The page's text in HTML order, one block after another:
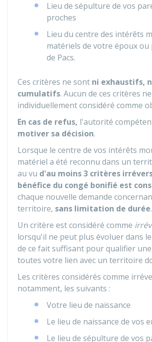
Lieu de sépulture de vos
proches
Lieu du centre des intérêts
matériels de votre époux
de Pacs.
Ces critères ne sont ni exhaustifs,
cumulatifs. Aucun de ces critères
individuellement considéré comme
En cas de refus, l'autorité
motiver sa décision.
Lorsque le centre de vos intérêts
matériel a été reconnu dans un
au vu d'au moins 3 critères
bénéfice du congé bonifié est
chaque nouvelle demande
territoire, sans limitation de durée.
Un critère est considéré comme
lorsqu'il ne peut plus évoluer dans
de ce fait suffisant pour qualifier
toutes votre lien avec un territoire
Les critères considérés comme
notamment, les suivants :
Votre lieu de naissance
Le lieu de naissance de vos
Le lieu de sépulture de vos